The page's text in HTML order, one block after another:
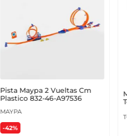
Pista Maypa 2 Vueltas Cm
Plastico 832-46-A97536
MAYPA
-42%